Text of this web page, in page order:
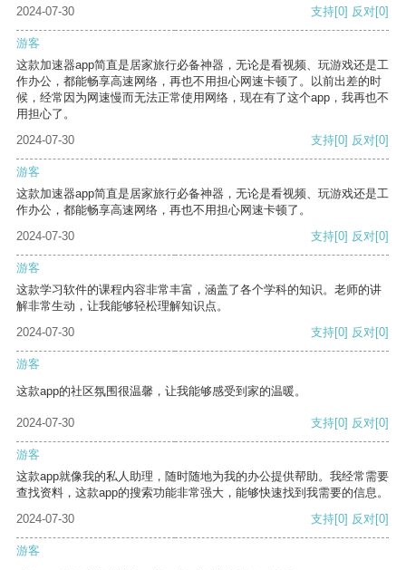
2024-07-30 支持[0] 反对[0]
游客
这款加速器app简直是居家旅行必备神器，无论是看视频、玩游戏还是工
作办公，都能畅享高速网络，再也不用担心网速卡顿了。以前出差的时
候，经常因为网速慢而无法正常使用网络，现在有了这个app，我再也不
用担心了。
2024-07-30
支持[0] 反对[0]
游客
这款加速器app简直是居家旅行必备神器，无论是看视频、玩游戏还是工
作办公，都能畅享高速网络，再也不用担心网速卡顿了。
2024-07-30
支持[0] 反对[0]
游客
这款学习软件的课程内容非常丰富，涵盖了各个学科的知识。老师的讲
解非常生动，让我能够轻松理解知识点。
2024-07-30
支持[0] 反对[0]
游客
这款app的社区氛围很温馨，让我能够感受到家的温暖。
2024-07-30 支持[0] 反对[0]
游客
这款app就像我的私人助理，随时随地为我的办公提供帮助。我经常需要
查找资料，这款app的搜索功能非常强大，能够快速找到我需要的信息。
2024-07-30
支持[0] 反对[0]
游客